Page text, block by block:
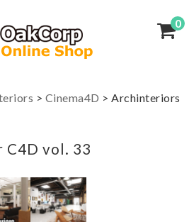
0
> Cinema4D > Archinteriors
vol. 33